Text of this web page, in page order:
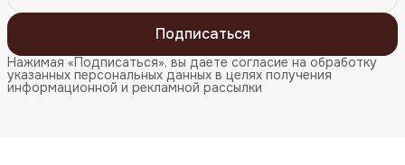
Подписаться
Нажимая «Подписаться», вы даете согласие на обработку
указанных персональных данных в целях получения
информационной и рекламной рассылки